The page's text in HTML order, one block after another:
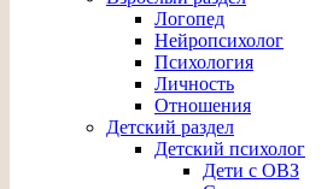
Логопед
Нейропсихолог
Психология
Личность
Отношения
Детский раздел
Детский психолог
Дети с ОВЗ